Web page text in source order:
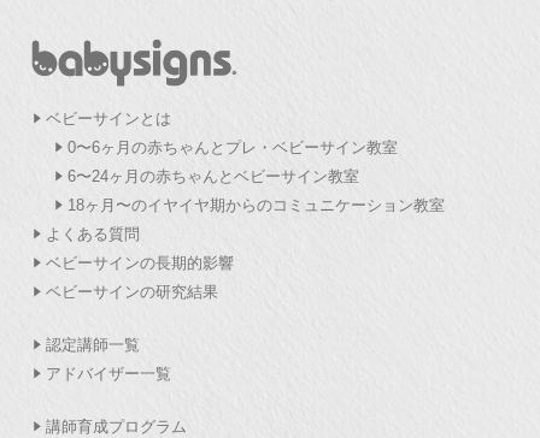
ベビーサインとは
0〜6ヶ月の赤ちゃんとプレ・ベビーサイン教室
6〜24ヶ月の赤ちゃんとベビーサイン教室
18ヶ月〜のイヤイヤ期からのコミュニケーション教室
よくある質問
ベビーサインの長期的影響
ベビーサインの研究結果
認定講師一覧
アドバイザー一覧
講師育成プログラム